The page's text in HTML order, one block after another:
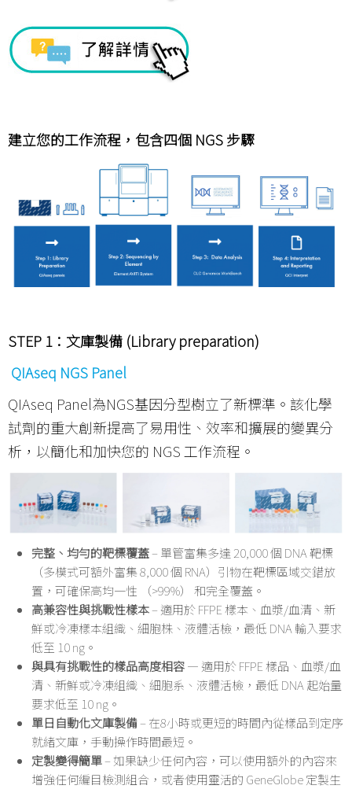
建立您的工作流程，包含四個 NGS 步驟
STEP 1：文庫製備 (Library preparation)
QIAseq NGS Panel
QIAseq Panel為NGS基因分型樹立了新標準。該化學
試劑的重大創新提高了易用性、效率和擴展的變異分
析，以簡化和加快您的 NGS 工作流程。
完整、均勻的靶標覆蓋– 單管富集多達 20,000 個 DNA 靶標
（多模式可額外富集 8,000 個 RNA）引物在靶標區域交錯放
置，可確保高均一性 （>99%） 和完全覆蓋。
高兼容性與挑戰性樣本– 適用於 FFPE 樣本、血漿/血清、新
鮮或冷凍樣本組織、細胞株、液體活檢，最低 DNA 輸入要求
低至 10 ng。
與具有挑戰性的樣品高度相容— 適用於 FFPE 樣品、血漿/血
清、新鮮或冷凍組織、細胞系、液體活檢，最低 DNA 起始量
要求低至 10 ng。
單日自動化文庫製備– 在8小時或更短的時間內從樣品到定序
就緒文庫，手動操作時間最短。
定製變得簡單– 如果缺少任何內容，可以使用額外的內容來
增強任何編目檢測組合，或者使用靈活的 GeneGlobe 定製生